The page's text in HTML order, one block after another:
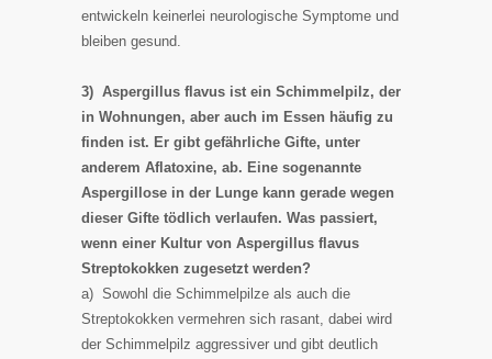
entwickeln keinerlei neurologische Symptome und
bleiben gesund.
3) Aspergillus flavus ist ein Schimmelpilz, der
in Wohnungen, aber auch im Essen häufig zu
finden ist. Er gibt gefährliche Gifte, unter
anderem Aflatoxine, ab. Eine sogenannte
Aspergillose in der Lunge kann gerade wegen
dieser Gifte tödlich verlaufen. Was passiert,
wenn einer Kultur von Aspergillus flavus
Streptokokken zugesetzt werden?
a) Sowohl die Schimmelpilze als auch die
Streptokokken vermehren sich rasant, dabei wird
der Schimmelpilz aggressiver und gibt deutlich